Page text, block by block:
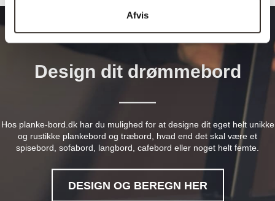
Afvis
Design dit drømmebord
Hos planke-bord.dk har du mulighed for at designe dit eget helt unikke
og rustikke plankebord og træbord, hvad end det skal være et
spisebord, sofabord, langbord, cafebord eller noget helt femte.
DESIGN OG BEREGN HER